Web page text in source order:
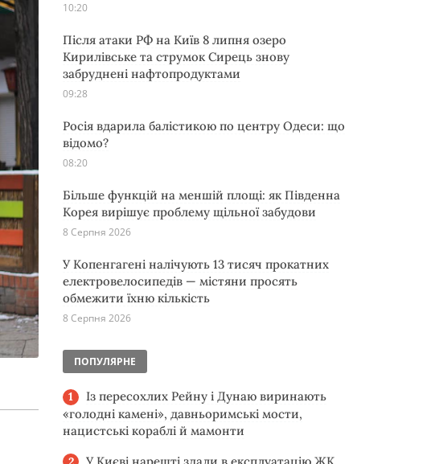
10:20
Після атаки РФ на Київ 8 липня озеро
Кирилівське та струмок Сирець знову
забруднені нафтопродуктами
09:28
Росія вдарила балістикою по центру Одеси: що
відомо?
08:20
Більше функцій на меншій площі: як Південна
Корея вирішує проблему щільної забудови
8 Серпня 2026
У Копенгагені налічують 13 тисяч прокатних
електровелосипедів — містяни просять
обмежити їхню кількість
8 Серпня 2026
ПОПУЛЯРНЕ
Із пересохлих Рейну і Дунаю виринають
«голодні камені», давньоримські мости,
нацистські кораблі й мамонти
У Києві нарешті здали в експлуатацію ЖК,